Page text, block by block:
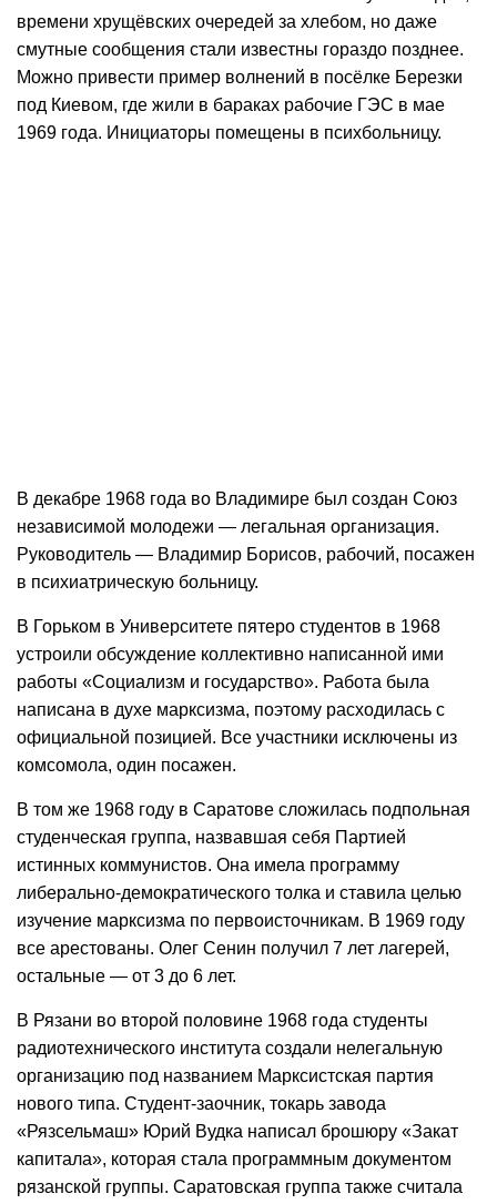
времени хрущёвских очередей за хлебом, но даже
смутные сообщения стали известны гораздо позднее.
Можно привести пример волнений в посёлке Березки
под Киевом, где жили в бараках рабочие ГЭС в мае
1969 года. Инициаторы помещены в психбольницу.
В декабре 1968 года во Владимире был создан Союз
независимой молодежи — легальная организация.
Руководитель — Владимир Борисов, рабочий, посажен
в психиатрическую больницу.
В Горьком в Университете пятеро студентов в 1968
устроили обсуждение коллективно написанной ими
работы «Социализм и государство». Работа была
написана в духе марксизма, поэтому расходилась с
официальной позицией. Все участники исключены из
комсомола, один посажен.
В том же 1968 году в Саратове сложилась подпольная
студенческая группа, назвавшая себя Партией
истинных коммунистов. Она имела программу
либерально-демократического толка и ставила целью
изучение марксизма по первоисточникам. В 1969 году
все арестованы. Олег Сенин получил 7 лет лагерей,
остальные — от 3 до 6 лет.
В Рязани во второй половине 1968 года студенты
радиотехнического института создали нелегальную
организацию под названием Марксистская партия
нового типа. Студент-заочник, токарь завода
«Рязсельмаш» Юрий Вудка написал брошюру «Закат
капитала», которая стала программным документом
рязанской группы. Саратовская группа также считала